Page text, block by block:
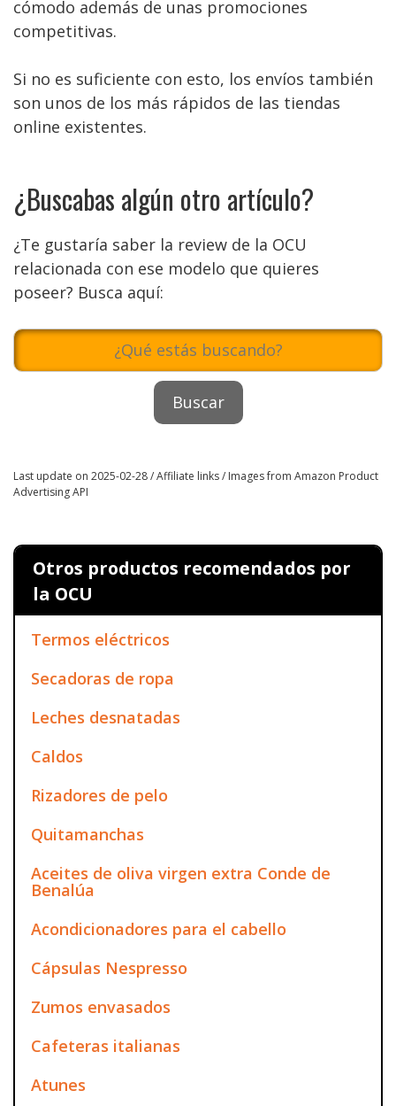
cómodo además de unas promociones
competitivas.
Si no es suficiente con esto, los envíos también
son unos de los más rápidos de las tiendas
online existentes.
¿Buscabas algún otro artículo?
¿Te gustaría saber la review de la OCU
relacionada con ese modelo que quieres
poseer? Busca aquí:
Last update on 2025-02-28 / Affiliate links / Images from Amazon Product
Advertising API
Otros productos recomendados por
la OCU
Termos eléctricos
Secadoras de ropa
Leches desnatadas
Caldos
Rizadores de pelo
Quitamanchas
Aceites de oliva virgen extra Conde de
Benalúa
Acondicionadores para el cabello
Cápsulas Nespresso
Zumos envasados
Cafeteras italianas
Atunes